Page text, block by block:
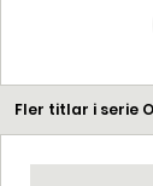
Fler titlar i serie